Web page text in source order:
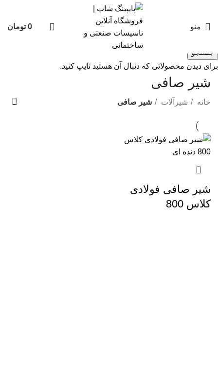
منو 0 تومان
شیر صافی
خانه شیرآلات شیر صافی
شیر صافی فولادی
کلاس 800
جستجو
برای دیدن محصولاتی که دنبال آن هستید تایپ کنید.